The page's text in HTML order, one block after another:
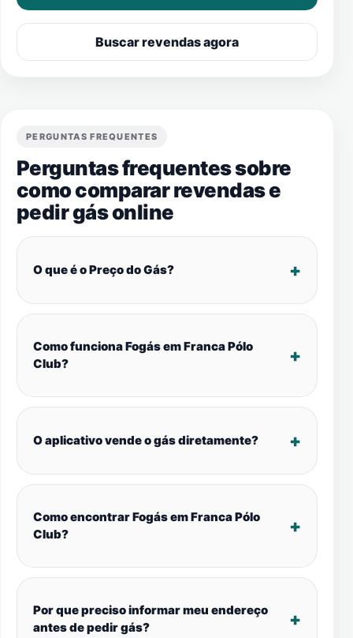
Buscar revendas agora
PERGUNTAS FREQUENTES
Perguntas frequentes sobre
como comparar revendas e
pedir gás online
O que é o Preço do Gás?
Como funciona Fogás em Franca Pólo
Club?
O aplicativo vende o gás diretamente?
Como encontrar Fogás em Franca Pólo
Club?
Por que preciso informar meu endereço
antes de pedir gás?